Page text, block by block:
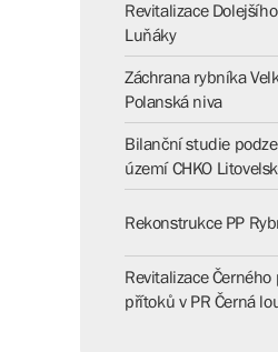
Revitalizace
Luňáky
Záchrana rybníka
Polanská niva
Bilanční studie
území CHKO
Rekonstrukce PP
Revitalizace
přítoků v PR Černá